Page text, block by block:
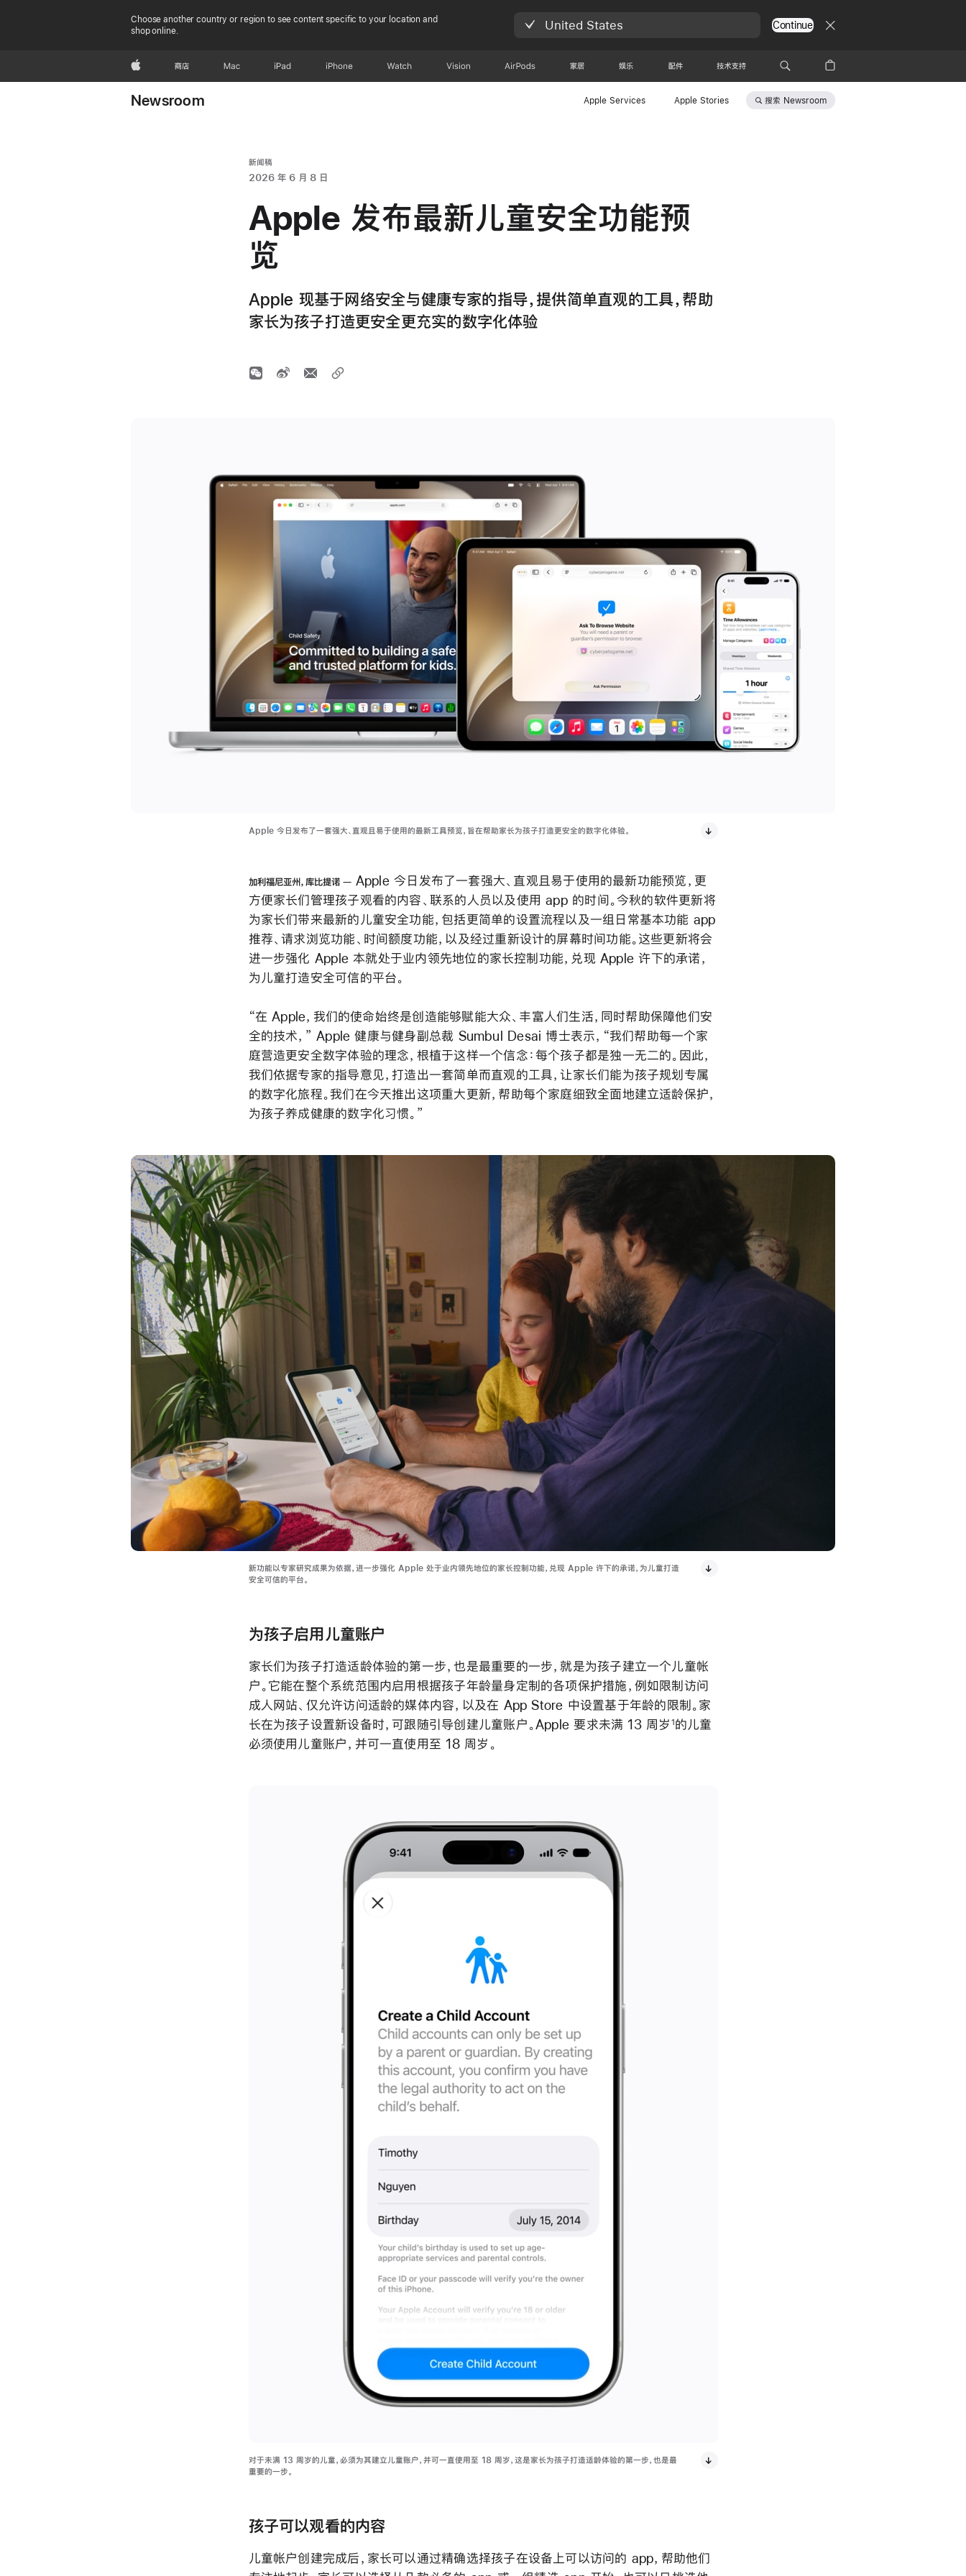
Choose another country or region to see content specific to your location and
shop online.
United States Continue
Apple 商店 Mac iPad iPhone Watch Vision AirPods 家居 娱乐 配件 技术支持
Newsroom Apple Services Apple Stories 搜索 Newsroom
新闻稿
2026 年 6 月 8 日
Apple 发布最新儿童安全功能预
览
Apple 现基于网络安全与健康专家的指导，提供简单直观的工具，帮助
家长为孩子打造更安全更充实的数字化体验
Apple 今日发布了一套强大、直观且易于使用的最新工具预览，旨在帮助家长为孩子打造更安全的数字化体验。
加利福尼亚州，库比提诺
Apple 今日发布了一套强大、直观且易于使用的最新功能预览，更
方便家长们管理孩子观看的内容、联系的人员以及使用 app 的时间。今秋的软件更新将
为家长们带来最新的儿童安全功能，包括更简单的设置流程以及一组日常基本功能 app
推荐、请求浏览功能、时间额度功能，以及经过重新设计的屏幕时间功能。这些更新将会
进一步强化 Apple 本就处于业内领先地位的家长控制功能，兑现 Apple 许下的承诺，
为儿童打造安全可信的平台。
“在 Apple，我们的使命始终是创造能够赋能大众、丰富人们生活，同时帮助保障他们安
全的技术，” Apple 健康与健身副总裁 Sumbul Desai 博士表示，“我们帮助每一个家
庭营造更安全数字体验的理念，根植于这样一个信念：每个孩子都是独一无二的。因此，
我们依据专家的指导意见，打造出一套简单而直观的工具，让家长们能为孩子规划专属
的数字化旅程。我们在今天推出这项重大更新，帮助每个家庭细致全面地建立适龄保护，
为孩子养成健康的数字化习惯。”
新功能以专家研究成果为依据，进一步强化 Apple 处于业内领先地位的家长控制功能，兑现 Apple 许下的承诺，为儿童打造
安全可信的平台。
为孩子启用儿童账户
家长们为孩子打造适龄体验的第一步，也是最重要的一步，就是为孩子建立一个儿童帐
户。它能在整个系统范围内启用根据孩子年龄量身定制的各项保护措施，例如限制访问
成人网站、仅允许访问适龄的媒体内容，以及在 App Store 中设置基于年龄的限制。家
长在为孩子设置新设备时，可跟随引导创建儿童账户。Apple 要求未满 13 周岁 1 的儿童
必须使用儿童账户，并可一直使用至 18 周岁。
对于未满 13 周岁的儿童，必须为其建立儿童账户，并可一直使用至 18 周岁，这是家长为孩子打造适龄体验的第一步，也是最
重要的一步。
孩子可以观看的内容
儿童帐户创建完成后，家长可以通过精确选择孩子在设备上可以访问的 app，帮助他们